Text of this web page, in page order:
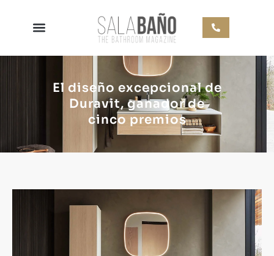
El diseño excepcional de
Duravit, ganador de
cinco premios